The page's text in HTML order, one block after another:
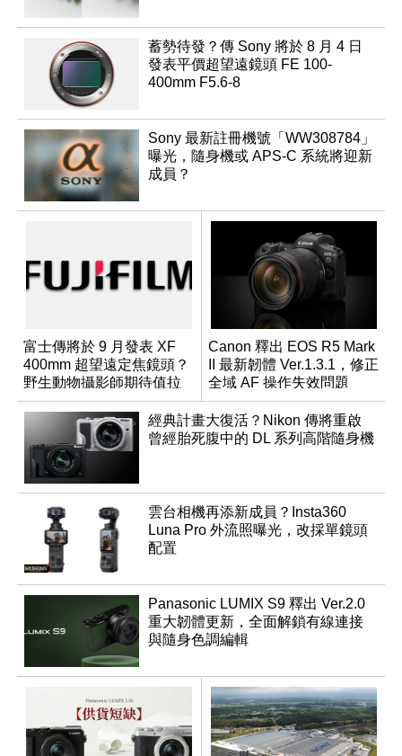
蓄勢待發？傳 Sony 將於 8 月 4 日
發表平價超望遠鏡頭 FE 100-
400mm F5.6-8
Sony 最新註冊機號「WW308784」
曝光，隨身機或 APS-C 系統將迎新
成員？
富士傳將於 9 月發表 XF
400mm 超望遠定焦鏡頭？
野生動物攝影師期待值拉
滿
Canon 釋出 EOS R5 Mark
II 最新韌體 Ver.1.3.1，修正
全域 AF 操作失效問題
經典計畫大復活？Nikon 傳將重啟
曾經胎死腹中的 DL 系列高階隨身機
雲台相機再添新成員？Insta360
Luna Pro 外流照曝光，改採單鏡頭
配置
Panasonic LUMIX S9 釋出 Ver.2.0
重大韌體更新，全面解鎖有線連接
與隨身色調編輯